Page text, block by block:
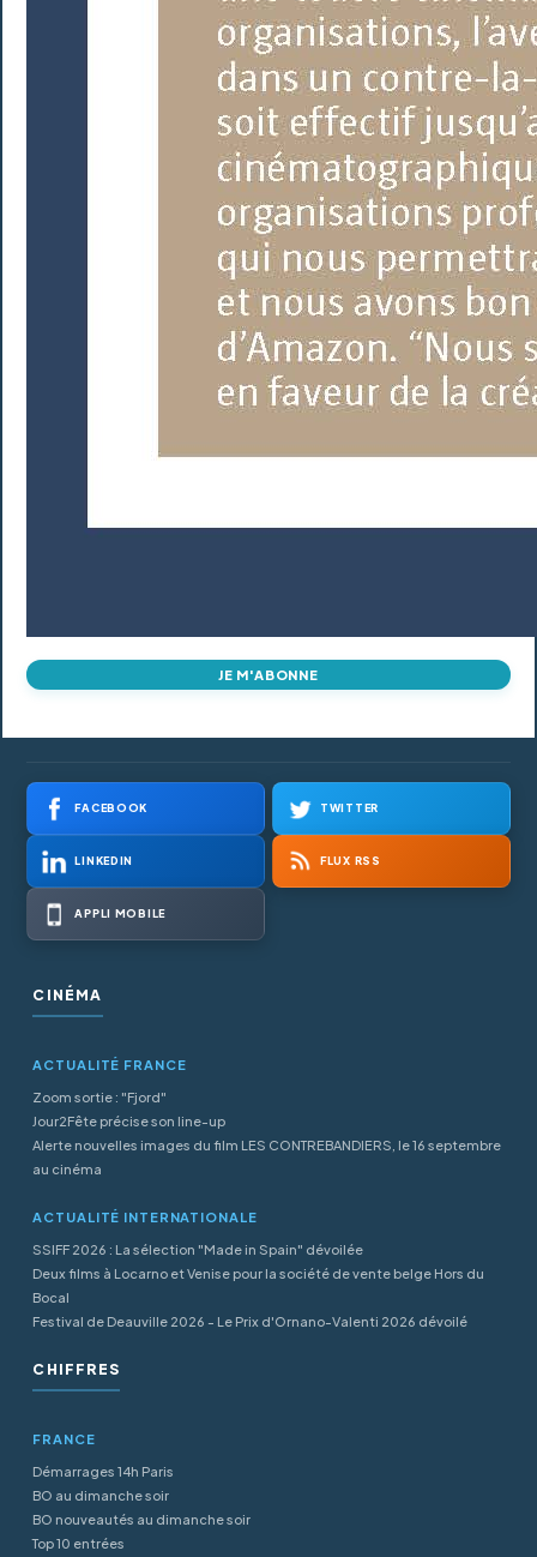
JE M'ABONNE
FACEBOOK TWITTER
LINKEDIN FLUX RSS
APPLI MOBILE
CINÉMA
ACTUALITÉ FRANCE
Zoom sortie : "Fjord"
Jour2Fête précise son line-up
Alerte nouvelles images du film LES CONTREBANDIERS, le 16 septembre
au cinéma
ACTUALITÉ INTERNATIONALE
SSIFF 2026 : La sélection "Made in Spain" dévoilée
Deux films à Locarno et Venise pour la société de vente belge Hors du
Bocal
Festival de Deauville 2026 - Le Prix d'Ornano-Valenti 2026 dévoilé
CHIFFRES
FRANCE
Démarrages 14h Paris
BO au dimanche soir
BO nouveautés au dimanche soir
Top 10 entrées